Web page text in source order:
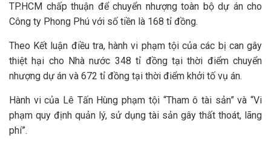
TP.HCM chấp thuận để chuyển nhượng toàn bộ dự án cho
Công ty Phong Phú với số tiền là 168 tỉ đồng.
Theo Kết luận điều tra, hành vi phạm tội của các bị can gây
thiệt hại cho Nhà nước 348 tỉ đồng tại thời điểm chuyển
nhượng dự án và 672 tỉ đồng tại thời điểm khởi tố vụ án.
Hành vi của Lê Tấn Hùng phạm tội “Tham ô tài sản” và “Vi
phạm quy định quản lý, sử dụng tài sản gây thất thoát, lãng
phí”.